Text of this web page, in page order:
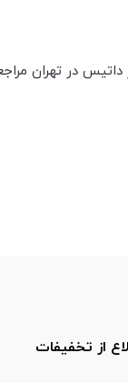
در تهران
از تخفیفات